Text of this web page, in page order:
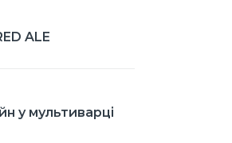
ALE
у мультиварці